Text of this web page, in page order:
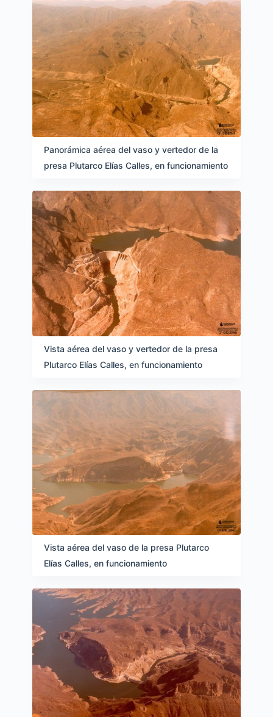
Panorámica aérea del vaso y vertedor de la
presa Plutarco Elías Calles, en funcionamiento
Vista aérea del vaso y vertedor de la presa
Plutarco Elías Calles, en funcionamiento
Vista aérea del vaso de la presa Plutarco
Elías Calles, en funcionamiento